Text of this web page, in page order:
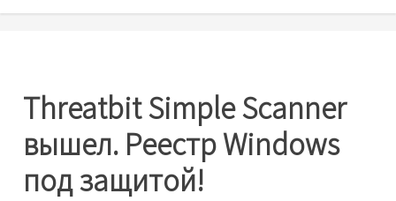
Threatbit Simple Scanner
вышел. Реестр Windows
под защитой!